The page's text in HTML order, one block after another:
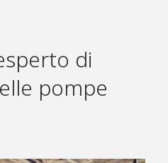
di
pompe